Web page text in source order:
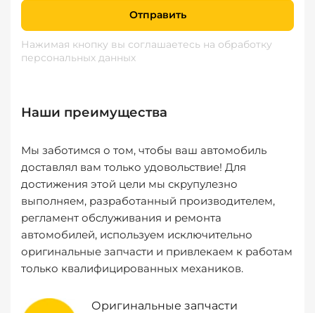
Отправить
Нажимая кнопку вы соглашаетесь на обработку
персональных данных
Наши преимущества
Мы заботимся о том, чтобы ваш автомобиль
доставлял вам только удовольствие! Для
достижения этой цели мы скрупулезно
выполняем, разработанный производителем,
регламент обслуживания и ремонта
автомобилей, используем исключительно
оригинальные запчасти и привлекаем к работам
только квалифицированных механиков.
Оригинальные запчасти